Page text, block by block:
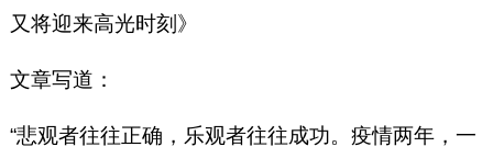
又将迎来高光时刻》
文章写道：
“悲观者往往正确，乐观者往往成功。疫情两年，一